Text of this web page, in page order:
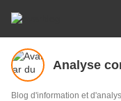
Analyse
Blog d'information et